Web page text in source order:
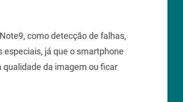
como detecção de falhas,
já que o smartphone
qualidade da imagem ou ficar